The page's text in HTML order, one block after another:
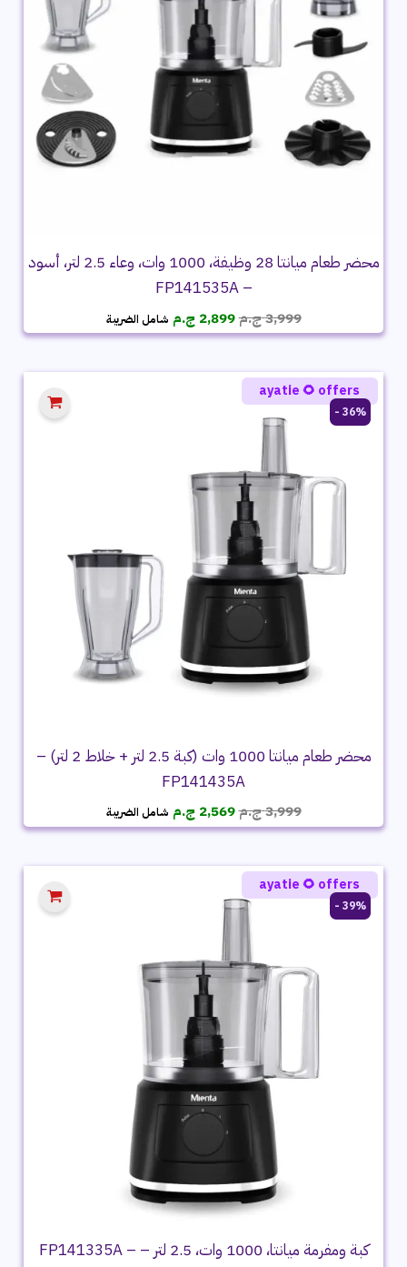
محضر طعام ميانتا 28 وظيفة، 1000 وات، وعاء 2.5 لتر، أسود
– FP141535A
3,999ج.مالسعر
الأصلي
3,999 ج.م.
2,899 ج.م السعر
الحالي
2,899 ج.م.
شامل الضريبة
36% -
محضر طعام ميانتا 1000 وات (كبة 2.5 لتر + خلاط 2 لتر) –
FP141435A
3,999ج.مالسعر
الأصلي
3,999 ج.م.
2,569 ج.م السعر
الحالي
2,569 ج.م.
شامل الضريبة
ayatie 🌻 offers
39% -
كبة ومفرمة ميانتا، 1000 وات، 2.5 لتر – FP141335A –
ayatie 🌻 offers